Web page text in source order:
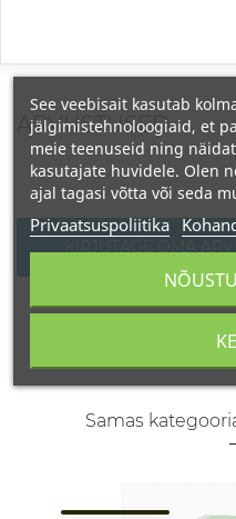
ARVUSTUSED
KIRJUTAGE OMA
Samas
See veebisait kasutab
jälgimistehnoloogiaid, et
meie teenuseid ning
kasutajate huvidele. Olen
ajal tagasi võtta või seda
Privaatsuspoliitika